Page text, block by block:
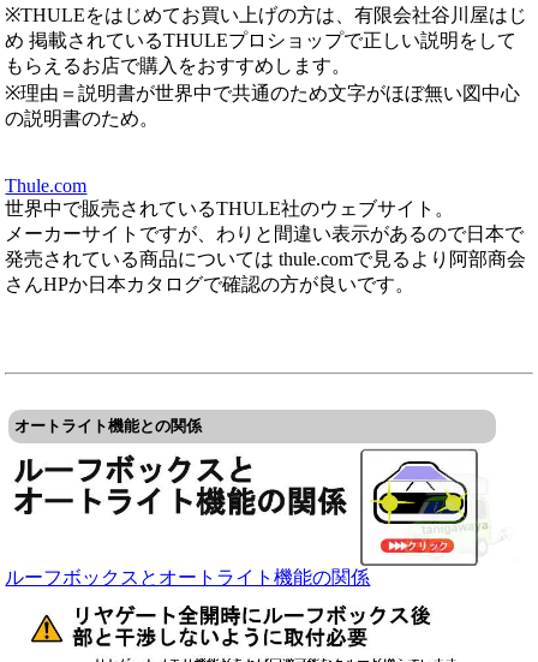
※THULEをはじめてお買い上げの方は、有限会社谷川屋はじ
め 掲載されているTHULEプロショップで正しい説明をして
もらえるお店で購入をおすすめします。
※理由＝説明書が世界中で共通のため文字がほぼ無い図中心
の説明書のため。
Thule.com
世界中で販売されているTHULE社のウェブサイト。
メーカーサイトですが、わりと間違い表示があるので日本で
発売されている商品については thule.comで見るより阿部商会
さんHPか日本カタログで確認の方が良いです。
オートライト機能との関係
ルーフボックスとオートライト機能の関係